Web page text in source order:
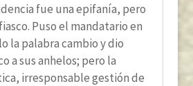
fue una epifanía, pero
Puso el mandatario en
la palabra cambio y dio
a sus anhelos; pero la
irresponsable gestión de